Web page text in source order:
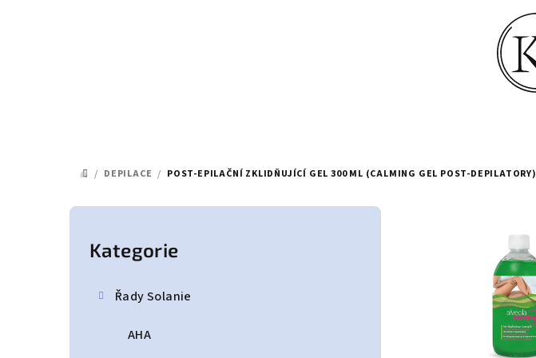
DOMŮ
/ DEPILACE / POST-EPILAČNÍ ZKLIDŇUJÍCÍ GEL 300 ML (CALMING GEL POST-DEPILATORY)
P
Přeskočit
kategorie
Kategorie
Řady Solanie
AHA